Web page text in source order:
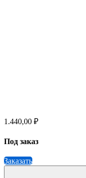
1.440,00 ₽
Под заказ
Заказать